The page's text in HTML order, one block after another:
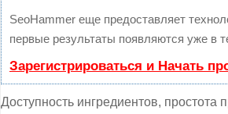
SeoHammer еще предоставляет
первые результаты появляются уже в
Зарегистрироваться и Начать
Доступность ингредиентов, простота